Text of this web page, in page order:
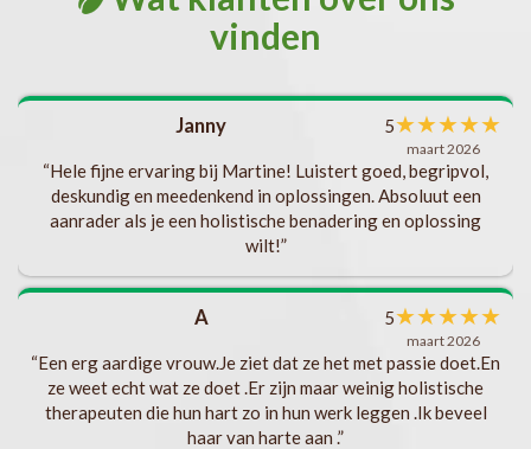
vinden
Janny 5★★★★★
maart 2026
“Hele fijne ervaring bij Martine! Luistert goed, begripvol,
deskundig en meedenkend in oplossingen. Absoluut een
aanrader als je een holistische benadering en oplossing
wilt!”
A 5★★★★★
maart 2026
“Een erg aardige vrouw.Je ziet dat ze het met passie doet.En
ze weet echt wat ze doet .Er zijn maar weinig holistische
therapeuten die hun hart zo in hun werk leggen .Ik beveel
haar van harte aan .”